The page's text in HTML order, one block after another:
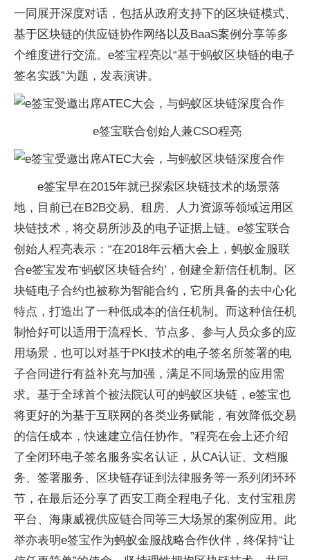
一同展开深度对话，包括从政府支持下的区块链模式、
基于区块链的供应链协作网络以及BaaS案例分享等多
个维度进行交流。e签宝程亮以“基于蚂蚁区块链的电子
签名实践”为题，发表演讲。
e签宝联合创始人兼CSO程亮
e签宝早在2015年就已探索区块链技术的场景落
地，目前已在B2B交易、租房、人力资源等领域运用区
块链技术，将交易所涉及的电子证据上链。e签宝联合
创始人程亮表示：“在2018年云栖大会上，蚂蚁金服联
合e签宝发布‘蚂蚁区块链合约’，创建全新信任机制。区
块链电子合约也被称为智能合约，它所具备的去中心化
特点，打造出了一种低成本的信任机制。而这种信任机
制恰好可以适用于流程长、节点多、参与人员众多的应
用场景，也可以对基于PKI技术的电子签名所签署的电
子合同进行有益补充与加强，满足不同场景的应用需
求。基于全球首个被法院认可的蚂蚁区块链，e签宝也
将更好的为基于互联网的各类业务赋能，有效降低交易
的信任成本，快速建立信任协作。”程亮在会上还介绍
了全闭环电子签名服务实名认证，从CA认证、文档服
务、签署服务、区块链存证到法律服务等一系列闭环环
节，在最后还分享了西安工商全程电子化、支付宝租房
平台、海康威视供应链合同等三大场景的案例应用。此
举亦表明e签宝作为蚂蚁金服战略合作伙伴，终保持“让